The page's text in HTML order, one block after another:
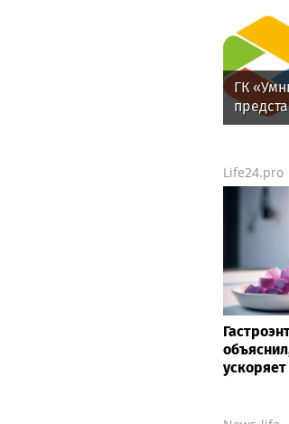
ГК
подход
Life24.pro